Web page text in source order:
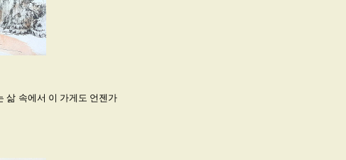
삶 속에서 이 가게도 언젠가